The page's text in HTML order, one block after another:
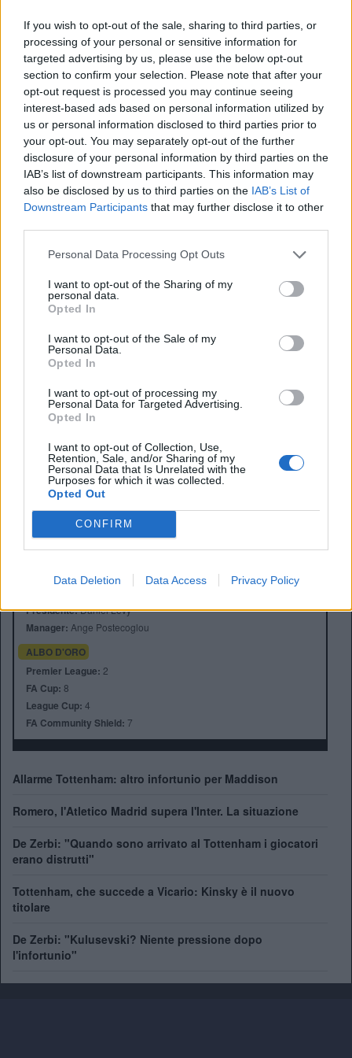
If you wish to opt-out of the sale, sharing to third parties, or
processing of your personal or sensitive information for
targeted advertising by us, please use the below opt-out
section to confirm your selection. Please note that after your
opt-out request is processed you may continue seeing
interest-based ads based on personal information utilized by
us or personal information disclosed to third parties prior to
your opt-out. You may separately opt-out of the further
disclosure of your personal information by third parties on the
IAB’s list of downstream participants. This information may
also be disclosed by us to third parties on the IAB’s List of
Downstream Participants that may further disclose it to other
Personal Data Processing Opt Outs
I want to opt-out of the Sharing of my
personal data.
Opted In
I want to opt-out of the Sale of my
Personal Data.
Opted In
I want to opt-out of processing my
Personal Data for Targeted Advertising.
Opted In
I want to opt-out of Collection, Use,
Retention, Sale, and/or Sharing of my
Personal Data that Is Unrelated with the
Purposes for which it was collected.
Opted Out
CONFIRM
Data Deletion Data Access Privacy Policy
Il riscatto
La benedizione travestitaè l’infortunio di Vicario
l’ex Empoli ai box Kinsky si è preso i pali del Tottenham, in
momento delicatissimo. Kinsky è stato superlativo in due
partite cruciali, contro Wolverhampton e Leeds. Ieri contro i
Whitesè stato semplicemente strepitoso, con due
parate su Rodon e Longstaff decisive. Senza i suoi due
miracoli, arrivati in due momenti delicati del match, il
Tottenham probabilmente ieri sarebbe uscito sconfitto
contro il Leeds. De Zerbi è rimasto colpito dalla personalità
del ceco: “Un grande carattere, una grande personalità.
Grande persona,grande professionista e grande
portiere. Sta giocando molto bene, deve mantenere la
concentrazione e non correre rischi in nessuna situazione,
ora”. Il finale di stagione del Tottenham è tutto da seguire,
ma non sarebbe una sorpresa se gli Spurs
decidessero di
ripartire anche da Kinsky
(foto del profilo X Tottenham Hotspur)
Stadio:Tottenham Hotspur Stadium (62850)
Presidente:Daniel Levy
Manager: Ange Postecoglou
ALBO D'ORO
Premier League: 2
FA Cup: 8
League Cup: 4
FA Community Shield: 7
Allarme Tottenham: altro infortunio per Maddison
Romero, l'Atletico Madrid supera l'Inter. La situazione
De Zerbi: "Quando sono arrivato al Tottenham i giocatori
erano distrutti"
Tottenham, che succede a Vicario: Kinsky è il nuovo
titolare
De Zerbi: "Kulusevski? Niente pressione dopo
l'infortunio"